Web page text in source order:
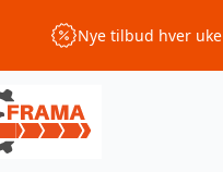
Nye tilbud hver uke